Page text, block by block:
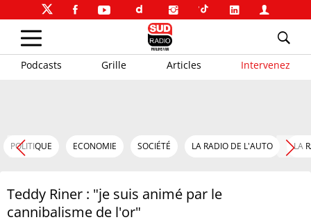
Podcasts Grille Articles Intervenez
POLITIQUE ECONOMIE SOCIÉTÉ LA RADIO DE L'AUTO LA
Teddy Riner : "je suis animé par le
cannibalisme de l'or"